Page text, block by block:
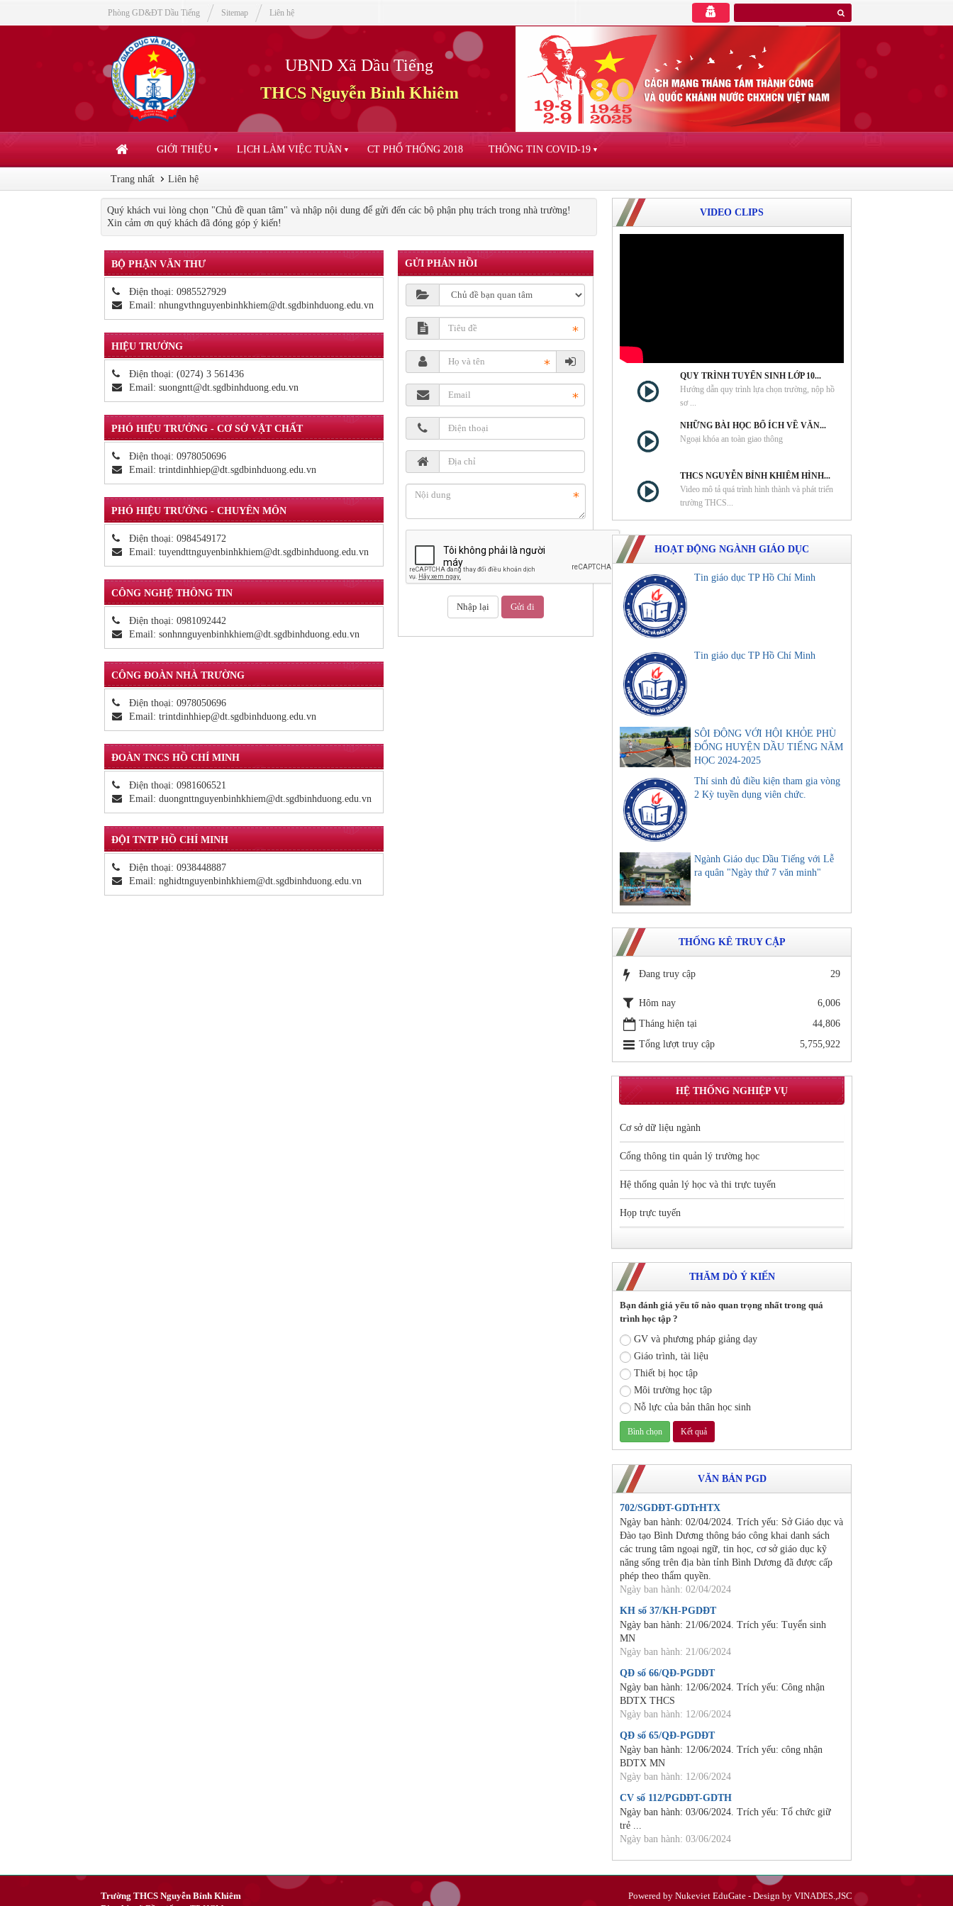
UBND Xã Dầu Tiếng
THCS Nguyễn Bỉnh Khiêm
GIỚI THIỆU ▼ LỊCH LÀM VIỆC TUẦN ▼ CT PHỔ THỐNG 2018 THÔNG TIN COVID-19 ▼
Phòng GD&ĐT Dầu Tiếng Sitemap Liên hệ
Trang nhất Liên hệ
Quý khách vui lòng chọn "Chủ đề quan tâm" và nhập nội dung để gửi đến các bộ phận phụ trách trong nhà trường!
Xin cảm ơn quý khách đã đóng góp ý kiến!
BỘ PHẬN VĂN THƯ
Điện thoại: 0985527929
Email: nhungvthnguyenbinhkhiem@dt.sgdbinhduong.edu.vn
HIỆU TRƯỞNG
Điện thoại: (0274) 3 561436
Email: suongntt@dt.sgdbinhduong.edu.vn
PHÓ HIỆU TRƯỞNG - CƠ SỞ VẬT CHẤT
Điện thoại: 0978050696
Email: trintdinhhiep@dt.sgdbinhduong.edu.vn
PHÓ HIỆU TRƯỞNG - CHUYÊN MÔN
Điện thoại: 0984549172
Email: tuyendttnguyenbinhkhiem@dt.sgdbinhduong.edu.vn
CÔNG NGHỆ THÔNG TIN
Điện thoại: 0981092442
Email: sonhnnguyenbinhkhiem@dt.sgdbinhduong.edu.vn
CÔNG ĐOÀN NHÀ TRƯỜNG
Điện thoại: 0978050696
Email: trintdinhhiep@dt.sgdbinhduong.edu.vn
ĐOÀN TNCS HỒ CHÍ MINH
Điện thoại: 0981606521
Email: duongnttnguyenbinhkhiem@dt.sgdbinhduong.edu.vn
ĐỘI TNTP HỒ CHÍ MINH
Điện thoại: 0938448887
Email: nghidtnguyenbinhkhiem@dt.sgdbinhduong.edu.vn
GỬI PHẢN HỒI
VIDEO CLIPS
QUY TRÌNH TUYỂN SINH LỚP 10...
Hướng dẫn quy trình lựa chọn trường, nộp hồ
sơ ...
NHỮNG BÀI HỌC BỔ ÍCH VỀ VĂN...
Ngoại khóa an toàn giao thông
THCS NGUYỄN BỈNH KHIÊM HÌNH...
Video mô tả quá trình hình thành và phát triển
trường THCS...
HOẠT ĐỘNG NGÀNH GIÁO DỤC
Tin giáo dục TP Hồ Chí Minh
Tin giáo dục TP Hồ Chí Minh
SÔI ĐỘNG VỚI HỘI KHỎE PHÙ
ĐỔNG HUYỆN DẦU TIẾNG NĂM
HỌC 2024-2025
Thí sinh đủ điều kiện tham gia vòng
2 Kỳ tuyền dụng viên chức.
Ngành Giáo dục Dầu Tiếng với Lễ
ra quân "Ngày thứ 7 văn minh"
THỐNG KÊ TRUY CẬP
Đang truy cập 29
Hôm nay
6,006
Tháng hiện tại
44,806
Tổng lượt truy cập
5,755,922
HỆ THỐNG NGHIỆP VỤ
Cơ sở dữ liệu ngành
Cổng thông tin quản lý trường học
Hệ thống quản lý học và thi trực tuyến
Họp trực tuyến
THĂM DÒ Ý KIẾN
Bạn đánh giá yếu tố nào quan trọng nhất trong quá
trình học tập ?
GV và phương pháp giảng dạy
Giáo trình, tài liệu
Thiết bị học tập
Môi trường học tập
Nỗ lực của bản thân học sinh
VĂN BẢN PGD
702/SGDĐT-GDTrHTX
Ngày ban hành: 02/04/2024. Trích yếu: Sở Giáo dục và
Đào tạo Bình Dương thông báo công khai danh sách
các trung tâm ngoại ngữ, tin học, cơ sở giáo dục kỹ
năng sống trên địa bàn tỉnh Bình Dương đã được cấp
phép theo thẩm quyền.
Ngày ban hành: 02/04/2024
KH số 37/KH-PGDĐT
Ngày ban hành: 21/06/2024. Trích yếu: Tuyển sinh
MN
Ngày ban hành: 21/06/2024
QĐ số 66/QĐ-PGDĐT
Ngày ban hành: 12/06/2024. Trích yếu: Công nhận
BDTX THCS
Ngày ban hành: 12/06/2024
QĐ số 65/QĐ-PGDĐT
Ngày ban hành: 12/06/2024. Trích yếu: công nhận
BDTX MN
Ngày ban hành: 12/06/2024
CV số 112/PGDĐT-GDTH
Ngày ban hành: 03/06/2024. Trích yếu: Tổ chức giữ
trẻ ...
Ngày ban hành: 03/06/2024
Trường THCS Nguyễn Bỉnh Khiêm
Powered by Nukeviet EduGate - Design by VINADES.,JSC